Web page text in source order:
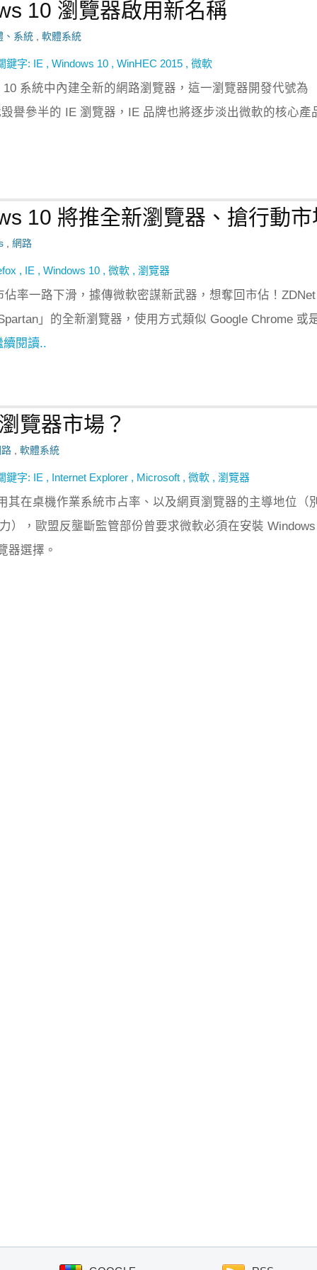
10 瀏覽器啟用新名稱
、系統 軟體系統
鍵字: IE , Windows 10 , WinHEC 2015 , 微軟
系統中內建全新的網路瀏覽器，這一瀏覽器開發代號為
譽參半的 IE 瀏覽器，IE 品牌也將逐步淡出微軟的核心產
10 將推全新瀏覽器、搶行動市
網路
, IE , Windows 10 , 微軟 , 瀏覽器
率一路下滑，據傳微軟密謀新武器，想奪回市佔！ZDNet
」的全新瀏覽器，使用方式類似 Google Chrome 或
續閱讀..
覽器市場？
軟體系統
鍵字: IE , Internet Explorer , Microsoft , 微軟 , 瀏覽器
其在桌機作業系統市占率、以及網頁瀏覽器的主導地位（
），歐盟反壟斷監管部份曾要求微軟必須在安裝
器選擇。